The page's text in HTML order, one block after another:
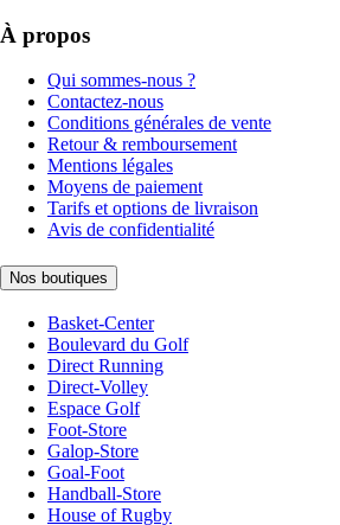
À propos
Qui sommes-nous ?
Contactez-nous
Conditions générales de vente
Retour & remboursement
Mentions légales
Moyens de paiement
Tarifs et options de livraison
Avis de confidentialité
Nos boutiques
Basket-Center
Boulevard du Golf
Direct Running
Direct-Volley
Espace Golf
Foot-Store
Galop-Store
Goal-Foot
Handball-Store
House of Rugby